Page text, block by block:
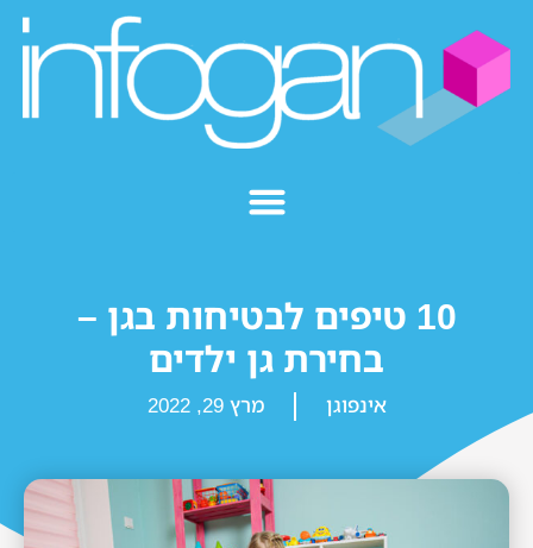
10 טיפים לבטיחות בגן –
בחירת גן ילדים
אינפוגן מרץ 29, 2022